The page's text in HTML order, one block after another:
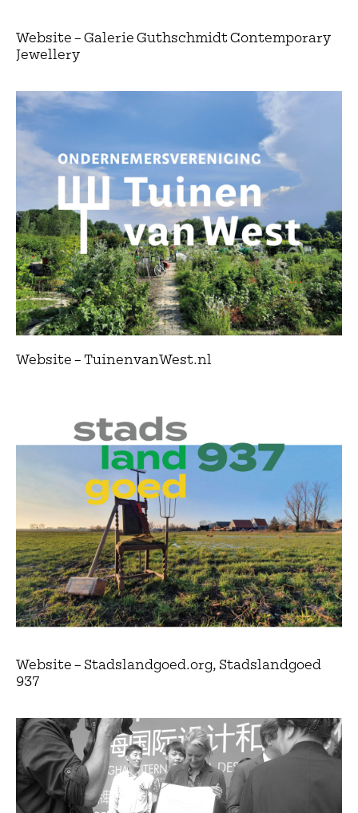
Website – Galerie Guthschmidt Contemporary
Jewellery
Website – TuinenvanWest.nl
Website – Stadslandgoed.org, Stadslandgoed
937